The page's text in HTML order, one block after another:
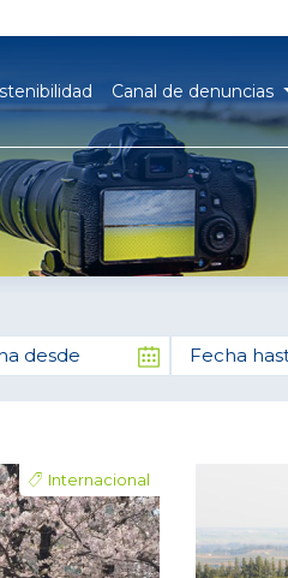
Canal de denuncias
desde Fecha hasta
Internacional